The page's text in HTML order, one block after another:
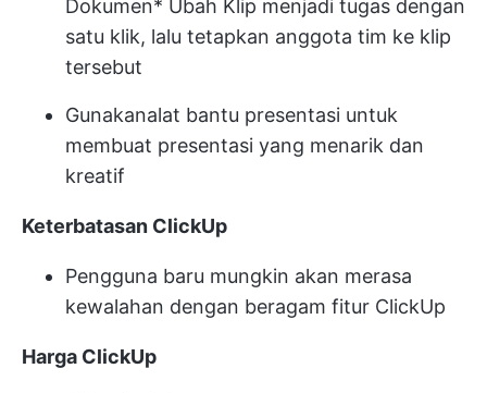
Dokumen* Ubah Klip menjadi tugas dengan
satu klik, lalu tetapkan anggota tim ke klip
tersebut
Gunakanalat bantu presentasi untuk
membuat presentasi yang menarik dan
kreatif
Keterbatasan ClickUp
Pengguna baru mungkin akan merasa
kewalahan dengan beragam fitur ClickUp
Harga ClickUp